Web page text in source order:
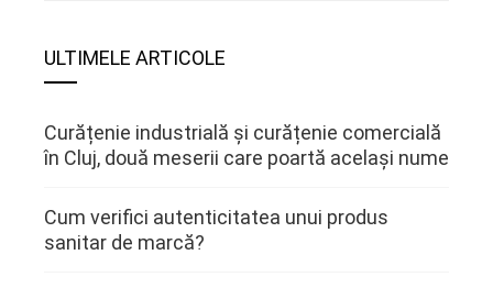
ULTIMELE ARTICOLE
Curățenie industrială și curățenie comercială
în Cluj, două meserii care poartă același nume
Cum verifici autenticitatea unui produs
sanitar de marcă?